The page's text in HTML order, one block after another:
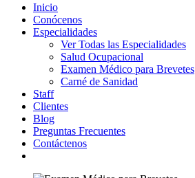
Inicio
Conócenos
Especialidades
Ver Todas las Especialidades
Salud Ocupacional
Examen Médico para Brevetes
Carné de Sanidad
Staff
Clientes
Blog
Preguntas Frecuentes
Contáctenos